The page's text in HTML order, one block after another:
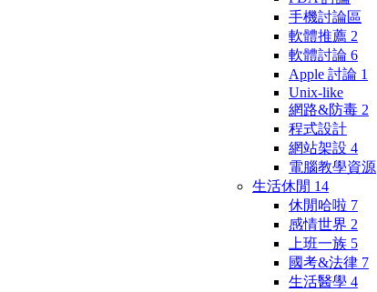
手機討論區
軟體推薦 2
軟體討論 6
Apple 討論 1
Unix-like
網路&防毒 2
程式設計
網站架設 4
電腦教學資源
生活休閒 14
休閒哈啦 7
感情世界 2
上班一族 5
國考&法律 7
生活醫學 4